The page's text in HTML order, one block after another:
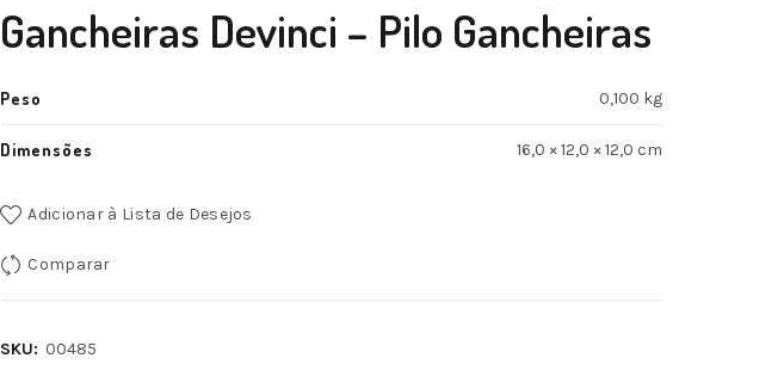
Gancheiras Devinci – Pilo Gancheiras
Peso 0,100 kg
Dimensões 16,0 × 12,0 × 12,0 cm
Adicionar à Lista de Desejos
Comparar
SKU: 00485